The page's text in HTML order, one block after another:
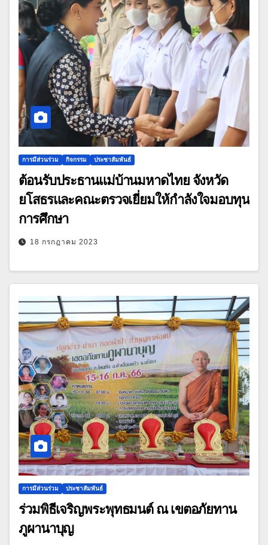
การมีส่วนร่วม กิจกรรม ประชาสัมพันธ์
ต้อนรับประธานแม่บ้านมหาดไทย จังหวัด
ยโสธรและคณะตรวจเยี่ยมให้กำลังใจมอบทุน
การศึกษา
18 กรกฎาคม 2023
การมีส่วนร่วม ประชาสัมพันธ์
ร่วมพิธีเจริญพระพุทธมนต์ ณ เขตอภัยทาน
ภูผานาบุญ